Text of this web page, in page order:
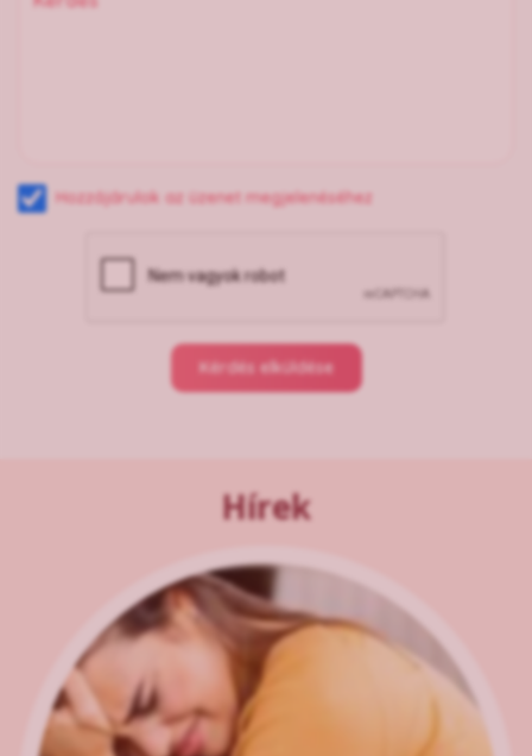
Hozzájárulok az üzenet megjelenéséhez
Kérdés elküldése
Hírek